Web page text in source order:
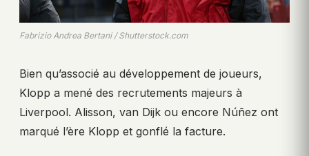
Fabrizio Andrea Bertani / Shutterstock.com
Bien qu’associé au développement de joueurs,
Klopp a mené des recrutements majeurs à
Liverpool. Alisson, van Dijk ou encore Núñez ont
marqué l’ère Klopp et gonflé la facture.